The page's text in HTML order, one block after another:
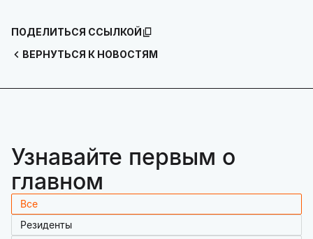
ВЕРНУТЬСЯ К НОВОСТЯМ
ПОДЕЛИТЬСЯ ССЫЛКОЙ
Узнавайте первым о
главном
Все
Резиденты